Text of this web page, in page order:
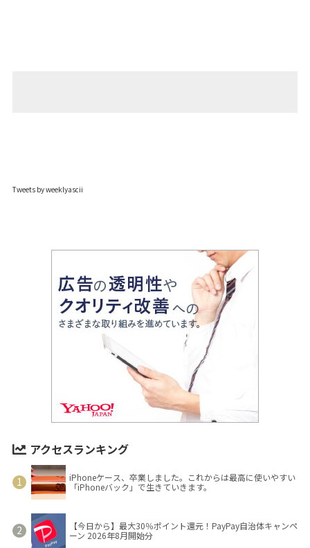
Tweets by weeklyascii
アクセスランキング
iPhoneケース、卒業しました。これからは最高に使いやすい
「iPhoneバック」で生きていきます。
【今日から】最大30％ポイント還元！PayPay自治体キャンペ
ーン 2026年8月開始分